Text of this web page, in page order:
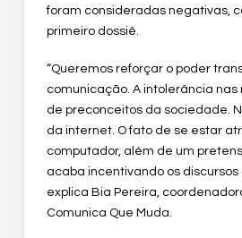
foram consideradas negativas,
primeiro dossiê.
“Queremos reforçar o poder
comunicação. A intolerância
de preconceitos da sociedade.
da internet. O fato de se estar
computador, além de um
acaba incentivando os discursos
explica Bia Pereira,
Comunica Que Muda.